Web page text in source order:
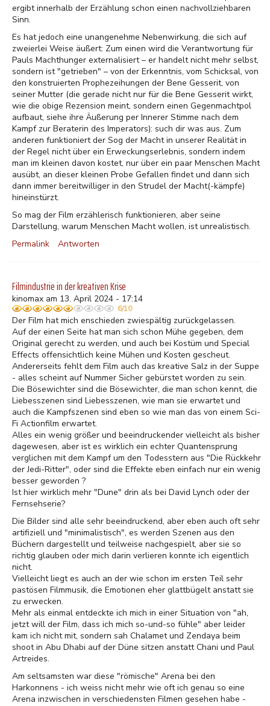
ergibt innerhalb der Erzählung schon einen nachvollziehbaren
Sinn.
Es hat jedoch eine unangenehme Nebenwirkung, die sich auf
zweierlei Weise äußert: Zum einen wird die Verantwortung für
Pauls Machthunger externalisiert – er handelt nicht mehr selbst,
sondern ist "getrieben" – von der Erkenntnis, vom Schicksal, von
den konstruierten Prophezeihungen der Bene Gesserit, von
seiner Mutter (die gerade nicht nur für die Bene Gesserit wirkt,
wie die obige Rezension meint, sondern einen Gegenmachtpol
aufbaut, siehe ihre Äußerung per Innerer Stimme nach dem
Kampf zur Beraterin des Imperators): such dir was aus. Zum
anderen funktioniert der Sog der Macht in unserer Realität in
der Regel nicht über ein Erweckungserlebnis, sondern indem
man im kleinen davon kostet, nur über ein paar Menschen Macht
ausübt, an dieser kleinen Probe Gefallen findet und dann sich
dann immer bereitwilliger in den Strudel der Macht(-kämpfe)
hineinstürzt.
So mag der Film erzählerisch funktionieren, aber seine
Darstellung, warum Menschen Macht wollen, ist unrealistisch.
Permalink
Antworten
Filmindustrie in der kreativen Krise
kinomax am 13. April 2024 - 17:14
6/10
Der Film hat mich enschieden zwiespältig zurückgelassen.
Auf der einen Seite hat man sich schon Mühe gegeben, dem
Original gerecht zu werden, und auch bei Kostüm und Special
Effects offensichtlich keine Mühen und Kosten gescheut.
Andererseits fehlt dem Film auch das kreative Salz in der Suppe
- alles scheint auf Nummer Sicher gebürstet worden zu sein.
Die Bösewichter sind die Bösewichter, die man schon kennt, die
Liebesszenen sind Liebesszenen, wie man sie erwartet und
auch die Kampfszenen sind eben so wie man das von einem Sci-
Fi Actionfilm erwartet.
Alles ein wenig größer und beeindruckender vielleicht als bisher
dagewesen, aber ist es wirklich ein echter Quantensprung
verglichen mit dem Kampf um den Todesstern aus "Die Rückkehr
der Jedi-Ritter", oder sind die Effekte eben einfach nur ein wenig
besser geworden ?
Ist hier wirklich mehr "Dune" drin als bei David Lynch oder der
Fernsehserie?
Die Bilder sind alle sehr beeindruckend, aber eben auch oft sehr
artifiziell und "minimalistisch", es werden Szenen aus den
Büchern dargestellt und teilweise nachgespielt, aber sie so
richtig glauben oder mich darin verlieren konnte ich eigentlich
nicht.
Vielleicht liegt es auch an der wie schon im ersten Teil sehr
pastösen Filmmusik, die Emotionen eher glattbügelt anstatt sie
zu erwecken.
Mehr als einmal entdeckte ich mich in einer Situation von "ah,
jetzt will der Film, dass ich mich so-und-so fühle" aber leider
kam ich nicht mit, sondern sah Chalamet und Zendaya beim
shoot in Abu Dhabi auf der Düne sitzen anstatt Chani und Paul
Artreides.
Am seltsamsten war diese "römische" Arena bei den
Harkonnens - ich weiss nicht mehr wie oft ich genau so eine
Arena inzwischen in verschiedensten Filmen gesehen habe -